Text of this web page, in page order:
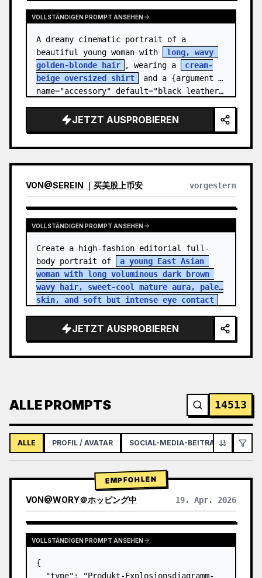
VOLLSTÄNDIGEN PROMPT ANSEHEN
A dreamy cinematic portrait of a
beautiful young woman with
long, wavy
golden-blonde hair
, wearing a
cream-
beige oversized shirt
and a {argument
name="accessory" default="black leather…
JETZT AUSPROBIEREN
VON@SEREIN ｜买美股上币安 vorgestern
VOLLSTÄNDIGEN PROMPT ANSEHEN
Create a high-fashion editorial full-
body portrait of
a young East Asian
woman with long voluminous dark brown
wavy hair, sweet-cool mature aura, pale
skin, and soft but intense eye contact
JETZT AUSPROBIEREN
ALLE PROMPTS 14513
ALLE PROFIL / AVATAR SOCIAL-MEDIA-BEITRAG
EMPFOHLEN
VON@WORY＠ホッピング中 19. Apr. 2026
VOLLSTÄNDIGEN PROMPT ANSEHEN
{
  "type": "Produkt-Explosionsdiagramm-